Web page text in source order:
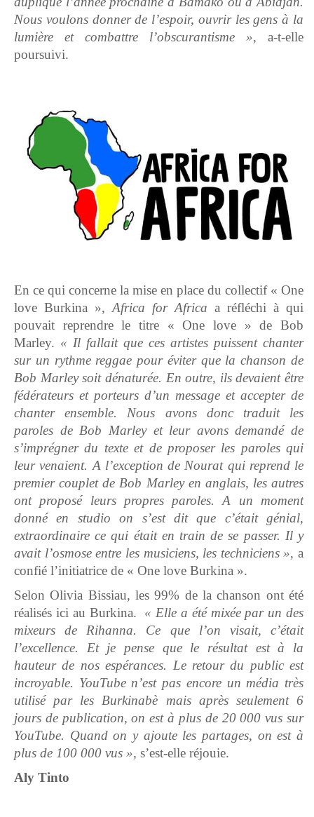
Nous voulons donner de l’espoir, ouvrir les gens à la
lumière et combattre l’obscurantisme », a-t-elle
poursuivi.
En ce qui concerne la mise en place du collectif « One
love Burkina »,Africa for Africa a réfléchi à qui
pouvait reprendre le titre « One love » de Bob
Marley. « Il fallait que ces artistes puissent chanter
sur un rythme reggae pour éviter que la chanson de
Bob Marley soit dénaturée. En outre, ils devaient être
fédérateurs et porteurs d’un message et accepter de
chanter ensemble. Nous avons donc traduit les
paroles de Bob Marley et leur avons demandé de
s’imprégner du texte et de proposer les paroles qui
leur venaient. A l’exception de Nourat qui reprend le
premier couplet de Bob Marley en anglais, les autres
ont proposé leurs propres paroles. A un moment
donné en studio on s’est dit que c’était génial,
extraordinaire ce qui était en train de se passer. Il y
avait l’osmose entre les musiciens, les techniciens », a
confié l’initiatrice de « One love Burkina ».
Selon Olivia Bissiau, les 99% de la chanson ont été
réalisés ici au Burkina. « Elle a été mixée par un des
mixeurs de Rihanna. Ce que l’on visait, c’était
l’excellence. Et je pense que le résultat est à la
hauteur de nos espérances. Le retour du public est
incroyable. YouTube n’est pas encore un média très
utilisé par les Burkinabè mais après seulement 6
jours de publication, on est à plus de 20 000 vus sur
YouTube. Quand on y ajoute les partages, on est à
plus de 100 000 vus », s’est-elle réjouie.
Aly Tinto